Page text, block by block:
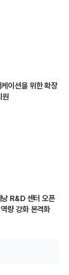
이션을 위한 확장
원
R&D 센터 오픈
량 강화 본격화